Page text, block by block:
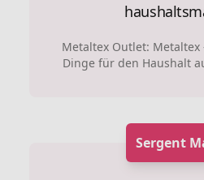
Metaltex Outlet:
Dinge für den Haushalt
Sergent